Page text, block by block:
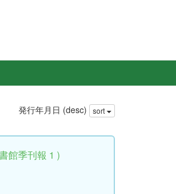
発行年月日 (desc) sort
館季刊報 1 )